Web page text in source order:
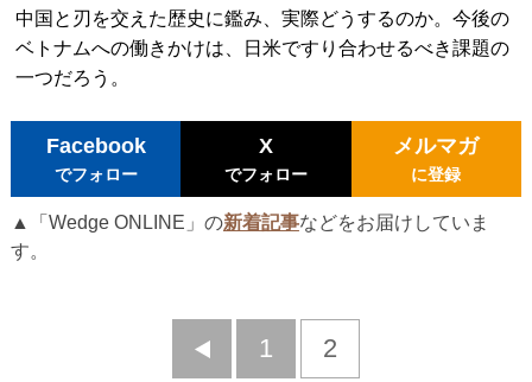
中国と刃を交えた歴史に鑑み、実際どうするのか。今後の
ベトナムへの働きかけは、日米ですり合わせるべき課題の
一つだろう。
Facebook
でフォロー
X
でフォロー
メルマガ
に登録
▲「Wedge ONLINE」の新着記事などをお届けしていま
す。
前
1 2